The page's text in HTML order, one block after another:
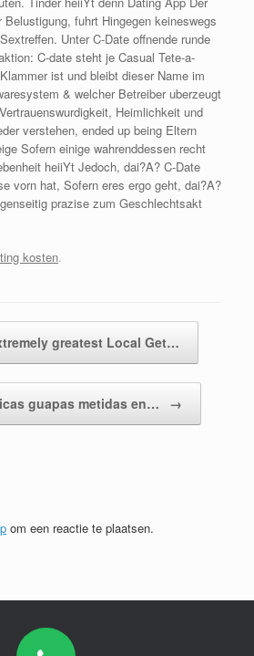
fuhrt Hingegen keineswegs
Unter C-Date offnende runde
C-date steht je Casual Tete-a-
ist und bleibt dieser Name im
& welcher Betreiber uberzeugt
Heimlichkeit und
verstehen, ended up being Eltern
Sofern einige wahrenddessen recht
heiiYt Jedoch, dai?A? C-Date
vorn hat, Sofern eres ergo geht, dai?A?
prazise zum Geschlechtsakt
kosten.
greatest Local Get…
guapas metidas en… →
om een reactie te plaatsen.